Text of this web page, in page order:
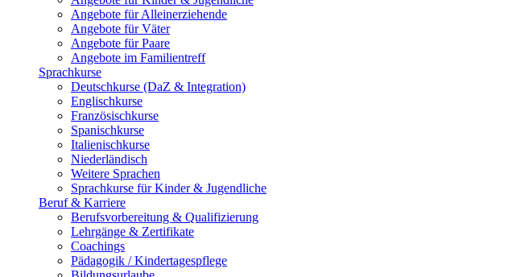
Angebote für Alleinerziehende
Angebote für Väter
Angebote für Paare
Angebote im Familientreff
Sprachkurse
Deutschkurse (DaZ & Integration)
Englischkurse
Französischkurse
Spanischkurse
Italienischkurse
Niederländisch
Weitere Sprachen
Sprachkurse für Kinder & Jugendliche
Beruf & Karriere
Berufsvorbereitung & Qualifizierung
Lehrgänge & Zertifikate
Coachings
Pädagogik / Kindertagespflege